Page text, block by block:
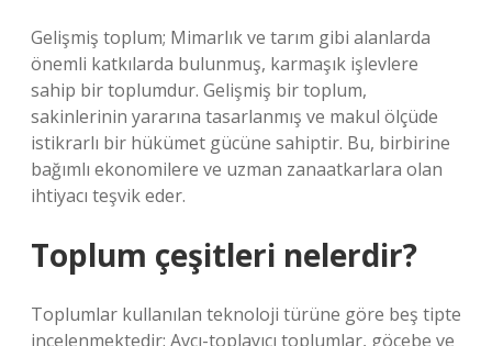
Gelişmiş toplum; Mimarlık ve tarım gibi alanlarda
önemli katkılarda bulunmuş, karmaşık işlevlere
sahip bir toplumdur. Gelişmiş bir toplum,
sakinlerinin yararına tasarlanmış ve makul ölçüde
istikrarlı bir hükümet gücüne sahiptir. Bu, birbirine
bağımlı ekonomilere ve uzman zanaatkarlara olan
ihtiyacı teşvik eder.
Toplum çeşitleri nelerdir?
Toplumlar kullanılan teknoloji türüne göre beş tipte
incelenmektedir: Avcı-toplayıcı toplumlar, göçebe ve